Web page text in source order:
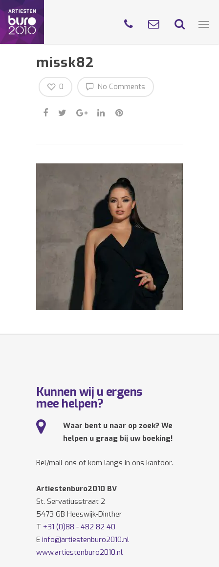
missk82
No Comments
0
Kunnen wij u ergens
mee helpen?
Waar bent u naar op zoek? We
helpen u graag bij uw boeking!
Bel/mail ons of kom langs in ons kantoor.
Artiestenburo2010 BV
St. Servatiusstraat 2
5473 GB Heeswijk-Dinther
T +31 (0)88 - 482 82 40
E info@artiestenburo2010.nl
www.artiestenburo2010.nl